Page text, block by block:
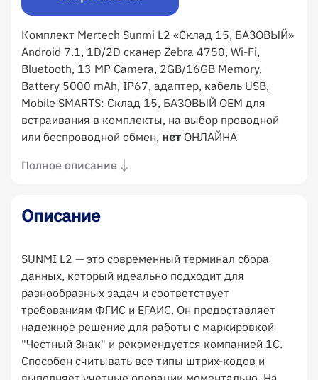
Комплект Mertech Sunmi L2 «Склад 15, БАЗОВЫЙ»
Android 7.1, 1D/2D сканер Zebra 4750, Wi-Fi,
Bluetooth, 13 MP Camera, 2GB/16GB Memory,
Battery 5000 mAh, IP67, адаптер, кабель USB,
Mobile SMARTS: Склад 15, БАЗОВЫЙ OEM для
встраивания в комплекты, на выбор проводной
или беспроводной обмен, нет ОНЛАЙНА
Полное описание
Описание
SUNMI L2 — это современный терминал сбора
данных, который идеально подходит для
разнообразных задач и соответствует
требованиям ФГИС и ЕГАИС. Он предоставляет
надежное решение для работы с маркировкой
"Честный Знак" и рекомендуется компанией 1С.
Способен считывать все типы штрих-кодов и